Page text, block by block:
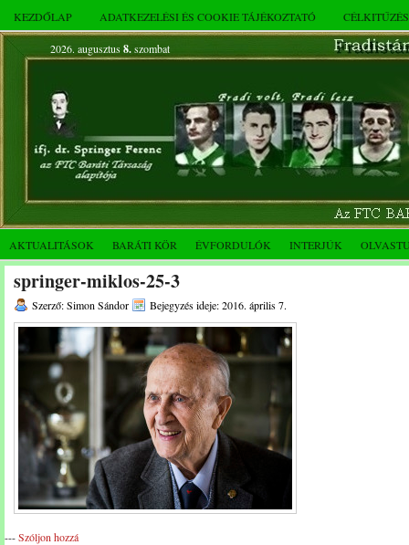
KEZDŐLAP ADATKEZELÉSI ÉS COOKIE TÁJÉKOZTATÓ
2026. augusztus 8.szombat
AKTUALITÁSOK BARÁTI KÖR ÉVFORDULÓK INTERJÚK
springer-miklos-25-3
Szerző: Simon Sándor Bejegyzés ideje: 2016. április 7.
---Szóljon hozzá